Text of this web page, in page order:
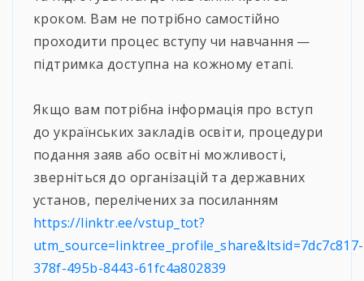
кроком. Вам не потрібно самостійно
проходити процес вступу чи навчання —
підтримка доступна на кожному етапі.
Якщо вам потрібна інформація про вступ
до українських закладів освіти, процедури
подання заяв або освітні можливості,
зверніться до організацій та державних
установ, перелічених за посиланням
https://linktr.ee/vstup_tot?
utm_source=linktree_profile_share&ltsid=7dc7c817-
378f-495b-8443-61fc4a802839